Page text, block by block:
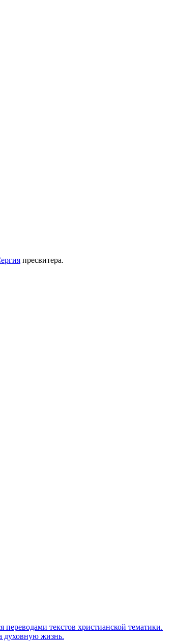
пресвитера.
текстов христианской тематики.
духовную жизнь.